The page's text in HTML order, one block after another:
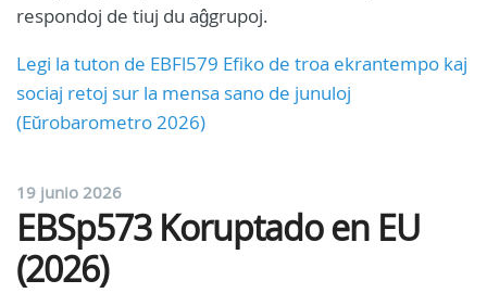
respondoj de tiuj du aĝgrupoj.
Legi la tuton de EBFl579 Efiko de troa ekrantempo kaj
sociaj retoj sur la mensa sano de junuloj
(Eŭrobarometro 2026)
19 junio 2026
EBSp573 Koruptado en EU
(2026)